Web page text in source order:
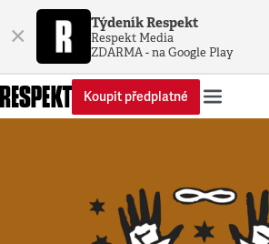
× Týdeník Respekt
Respekt Media
ZDARMA - na Google Play
Koupit předplatné